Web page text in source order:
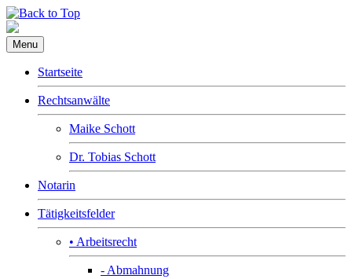
Menu
Startseite
Rechtsanwälte
Maike Schott
Dr. Tobias Schott
Notarin
Tätigkeitsfelder
• Arbeitsrecht
- Abmahnung